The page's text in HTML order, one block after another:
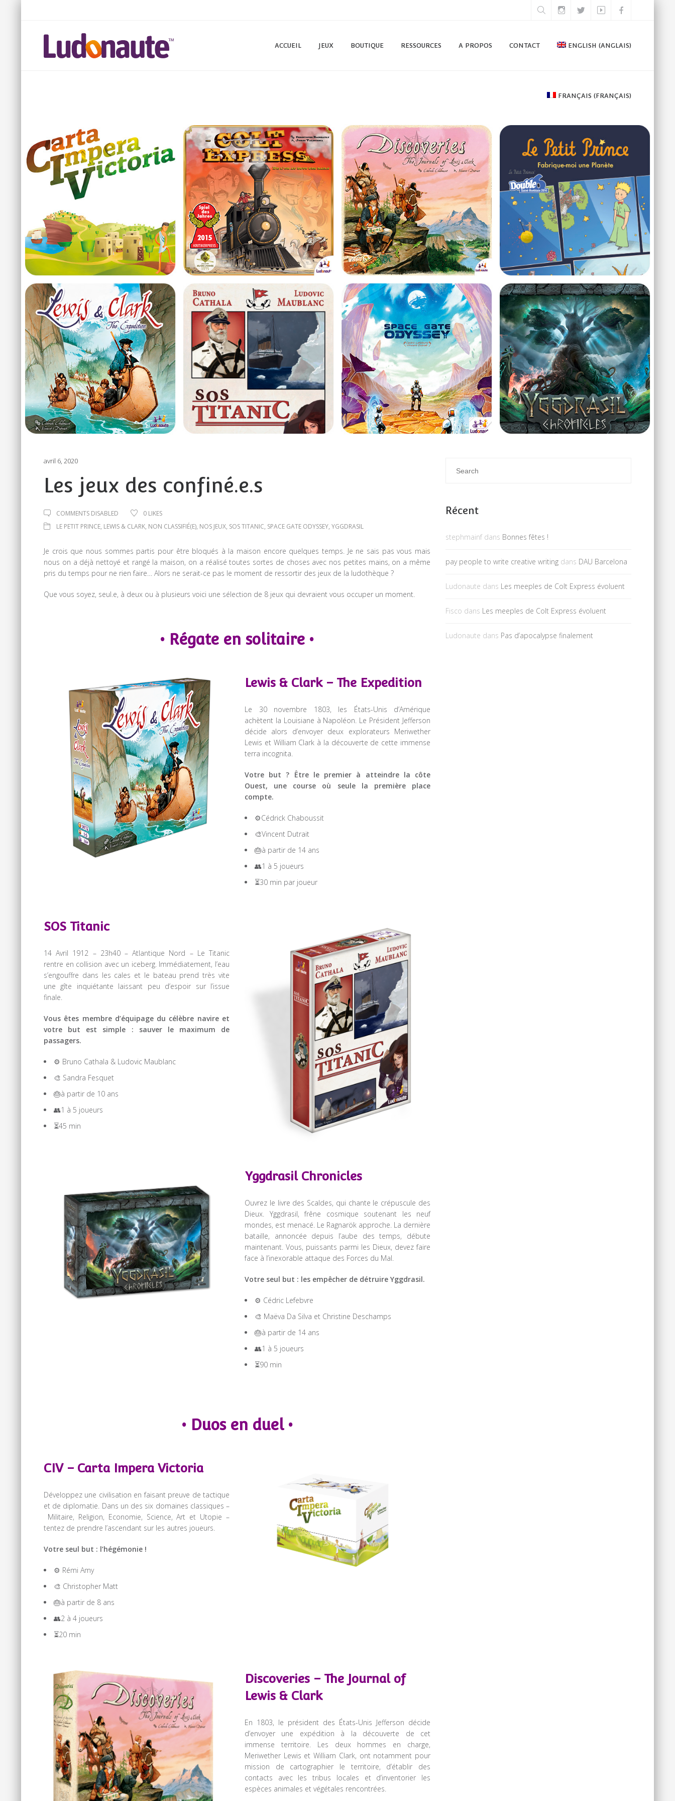
ACCUEIL JEUX BOUTIQUE RESSOURCES A PROPOS CONTACT ENGLISH (ANGLAIS)
FRANÇAIS (FRANÇAIS)
avril 6, 2020
Les jeux des confiné.e.s
COMMENTS DISABLED 0 LIKES
LE PETIT PRINCE, LEWIS & CLARK, NON CLASSIFIÉ(E), NOS JEUX, SOS TITANIC, SPACE GATE ODYSSEY, YGGDRASIL
Je crois que nous sommes partis pour être bloqués à la maison encore quelques temps. Je ne sais pas vous mais
nous on a déjà nettoyé et rangé la maison, on a réalisé toutes sortes de choses avec nos petites mains, on a même
pris du temps pour ne rien faire… Alors ne serait-ce pas le moment de ressortir des jeux de la ludothèque ?
Que vous soyez, seul.e, à deux ou à plusieurs voici une sélection de 8 jeux qui devraient vous occuper un moment.
• Régate en solitaire •
Lewis & Clark – The Expedition
Le 30 novembre 1803, les États-Unis d’Amérique
achètent la Louisiane à Napoléon. Le Président Jefferson
décide alors d’envoyer deux explorateurs Meriwether
Lewis et William Clark à la découverte de cette immense
terra incognita.
Votre but ? Être le premier à atteindre la côte
Ouest, une course où seule la première place
compte.
⚙️Cédrick Chaboussit
🎨Vincent Dutrait
🎂à partir de 14 ans
👥1 à 5 joueurs
⏳30 min par joueur
SOS Titanic
14 Avril 1912 – 23h40 – Atlantique Nord – Le Titanic
rentre en collision avec un iceberg. Immédiatement, l’eau
s’engouffre dans les cales et le bateau prend très vite
une gîte inquiétante laissant peu d’espoir sur l’issue
finale.
Vous êtes membre d’équipage du célèbre navire et
votre but est simple : sauver le maximum de
passagers.
⚙️ Bruno Cathala & Ludovic Maublanc
🎨 Sandra Fesquet
🎂à partir de 10 ans
👥1 à 5 joueurs
⏳45 min
Yggdrasil Chronicles
Ouvrez le livre des Scaldes, qui chante le crépuscule des
Dieux. Yggdrasil, frêne cosmique soutenant les neuf
mondes, est menacé. Le Ragnarök approche. La dernière
bataille, annoncée depuis l’aube des temps, débute
maintenant. Vous, puissants parmi les Dieux, devez faire
face à l’inexorable attaque des Forces du Mal.
Votre seul but : les empêcher de détruire Yggdrasil.
⚙️ Cédric Lefebvre
🎨 Maëva Da Silva et Christine Deschamps
🎂à partir de 14 ans
👥1 à 5 joueurs
⏳90 min
• Duos en duel •
CIV – Carta Impera Victoria
Développez une civilisation en faisant preuve de tactique
et de diplomatie. Dans un des six domaines classiques –
Militaire, Religion, Economie, Science, Art et Utopie –
tentez de prendre l’ascendant sur les autres joueurs.
Votre seul but : l’hégémonie !
⚙️ Rémi Amy
🎨 Christopher Matt
🎂à partir de 8 ans
👥2 à 4 joueurs
⏳20 min
Discoveries – The Journal of
Lewis & Clark
En 1803, le président des États-Unis Jefferson décide
d’envoyer une expédition à la découverte de cet
immense territoire. Les deux hommes en charge,
Meriwether Lewis et William Clark, ont notamment pour
mission de cartographier le territoire, d’établir des
contacts avec les tribus locales et d’inventorier les
espèces animales et végétales rencontrées.
Récent
stephmainfdans Bonnes fêtes !
pay people to write creative writing dans DAU Barcelona
Ludonaute dans Les meeples de Colt Express évoluent
Fisco dans Les meeples de Colt Express évoluent
Ludonaute dans Pas d’apocalypse finalement